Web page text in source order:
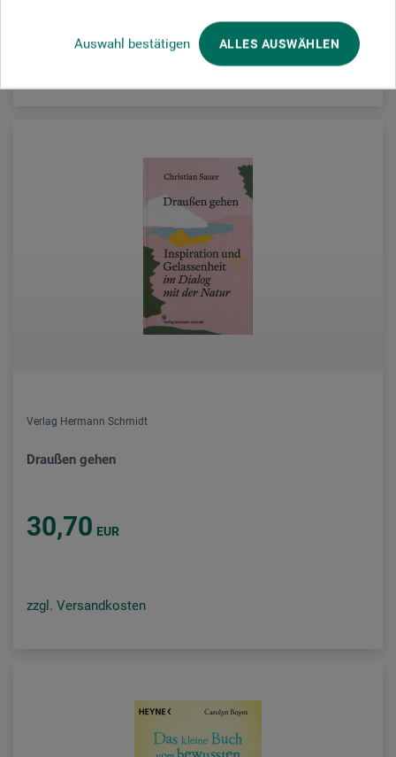
Auswahl bestätigen ALLES AUSWÄHLEN
Verlag Hermann Schmidt
Draußen gehen
30,70 EUR
zzgl. Versandkosten